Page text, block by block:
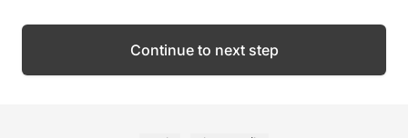
Continue to next step